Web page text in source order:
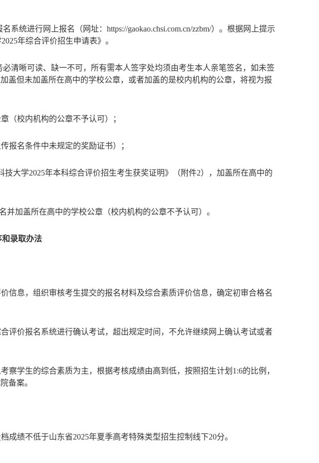
统进行网上报名（网址：https://gaokao.chsi.com.cn/zzbm/）。根据网上提示
5年综合评价招生申请表》。
清晰可读、缺一不可，所有需本人签字处均须由考生本人亲笔签名，如未签
盖但未加盖所在高中的学校公章，或者加盖的是校内机构的公章，将视为报
（校内机构的公章不予认可）；
报名条件中未规定的奖励证书）；
技大学2025年本科综合评价招生考生获奖证明》（附件2），加盖所在高中的
加盖所在高中的学校公章（校内机构的公章不予认可）。
录取办法
信息，组织审核考生提交的报名材料及综合素质评价信息，确定初审合格名
评价报名系统进行确认考试，超出规定时间，不允许继续网上确认考试或者
学生的综合素质为主，根据考核成绩由高到低，按照招生计划1:6的比例，
备案。
成绩不低于山东省2025年夏季高考特殊类型招生控制线下20分。